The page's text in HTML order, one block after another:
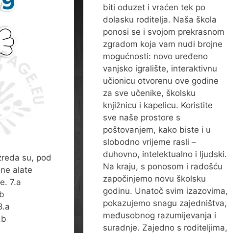
su, pod
alate
7.a
biti oduzet i vraćen tek po
dolasku roditelja. Naša škola
ponosi se i svojom prekrasnom
zgradom koja vam nudi brojne
mogućnosti: novo uređeno
vanjsko igralište, interaktivnu
učionicu otvorenu ove godine
za sve učenike, školsku
knjižnicu i kapelicu. Koristite
sve naše prostore s
poštovanjem, kako biste i u
slobodno vrijeme rasli –
duhovno, intelektualno i ljudski.
Na kraju, s ponosom i radošću
započinjemo novu školsku
godinu. Unatoč svim izazovima,
pokazujemo snagu zajedništva,
međusobnog razumijevanja i
suradnje. Zajedno s roditeljima,